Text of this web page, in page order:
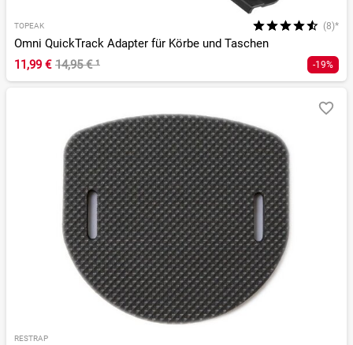
TOPEAK (8)*
Omni QuickTrack Adapter für Körbe und Taschen
11,99 € 14,95 €¹ -19%
RESTRAP